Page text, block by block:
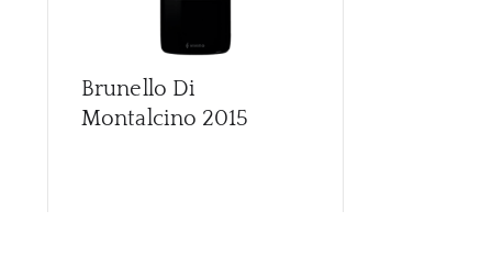
Brunello Di
Montalcino 2015